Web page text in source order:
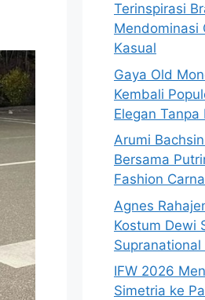
Terinspirasi
Mendominasi
Kasual
Gaya Old
Kembali
Elegan
Arumi
Bersama
Fashion
Agnes
Kostum Dewi
IFW 2026
Simetria ke